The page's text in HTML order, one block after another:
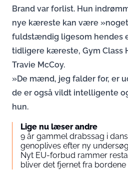
Brand var forlist. Hun
nye kæreste kan være
fuldstændig ligesom hendes
tidligere kæreste, Gym Class
Travie McCoy.
»De mænd, jeg falder for, er
de er også vildt intelligente
hun.
Lige nu læser andre
9 år gammel drabssag i
genoplives efter ny
Nyt EU-forbud rammer
bliver det fjernet fra bordene